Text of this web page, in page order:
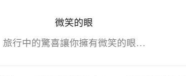
微笑的眼
旅行中的驚喜讓你擁有微笑的眼…